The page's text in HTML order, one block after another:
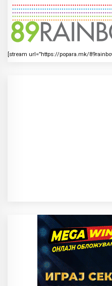
[stream url=”https://popara.mk/